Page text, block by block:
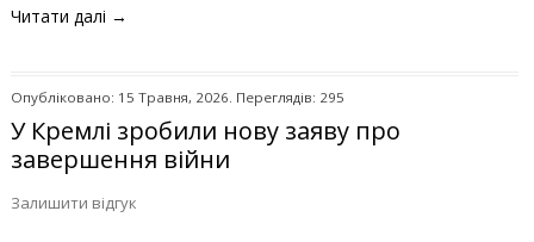
Читати далі →
Опубліковано: 15 Травня, 2026. Переглядів: 295
У Кремлі зробили нову заяву про
завершення війни
Залишити відгук